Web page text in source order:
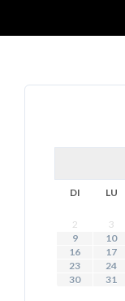
DI LU
2
3
9
10
16
17
23
24
30
31